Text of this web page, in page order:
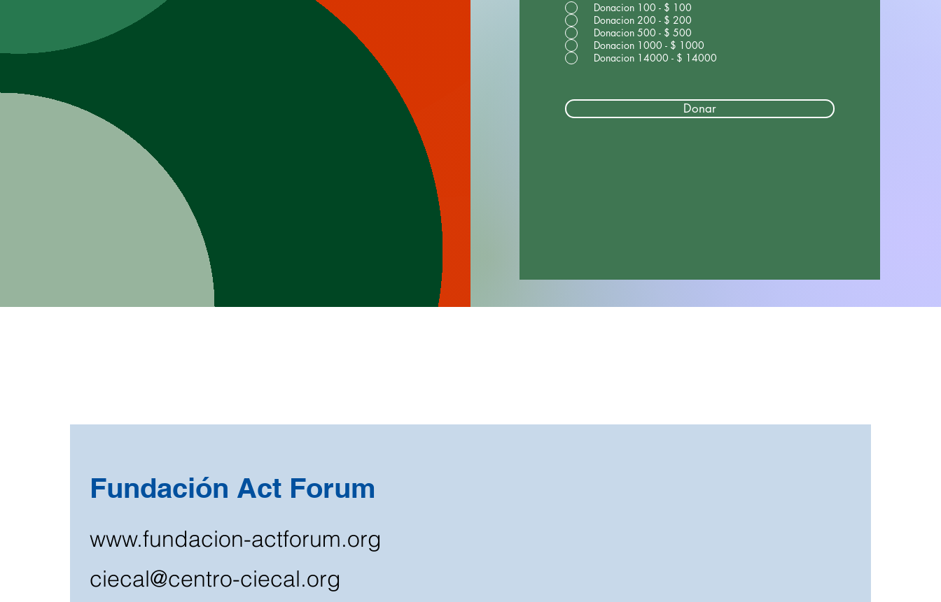
Donacion 100 - $ 100
Donacion 200 - $ 200
Donacion 500 - $ 500
Donacion 1000 - $ 1000
Donacion 14000 - $ 14000
Donar
Fundación Act Forum
www.fundacion-actforum.org
ciecal@centro-ciecal.org